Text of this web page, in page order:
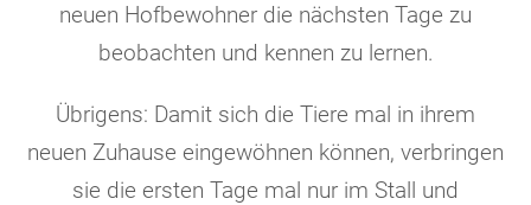
neuen Hofbewohner die nächsten Tage zu
beobachten und kennen zu lernen.
Übrigens: Damit sich die Tiere mal in ihrem
neuen Zuhause eingewöhnen können, verbringen
sie die ersten Tage mal nur im Stall und